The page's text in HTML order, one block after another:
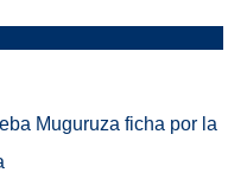
Muguruza ficha por la